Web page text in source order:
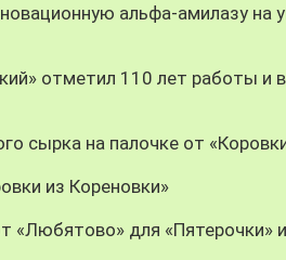
альфа-амилазу на
отметил 110 лет работы и
сырка на палочке от
из Кореновки»
«Любятово» для «Пятерочки»